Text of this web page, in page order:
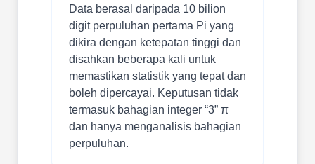
Data berasal daripada 10 bilion
digit perpuluhan pertama Pi yang
dikira dengan ketepatan tinggi dan
disahkan beberapa kali untuk
memastikan statistik yang tepat dan
boleh dipercayai. Keputusan tidak
termasuk bahagian integer “3” π
dan hanya menganalisis bahagian
perpuluhan.